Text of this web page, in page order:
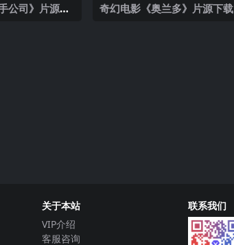
公司》片源下
奇幻电影《奥兰多》片源下载
关于本站
VIP介绍
客服咨询
联系我们